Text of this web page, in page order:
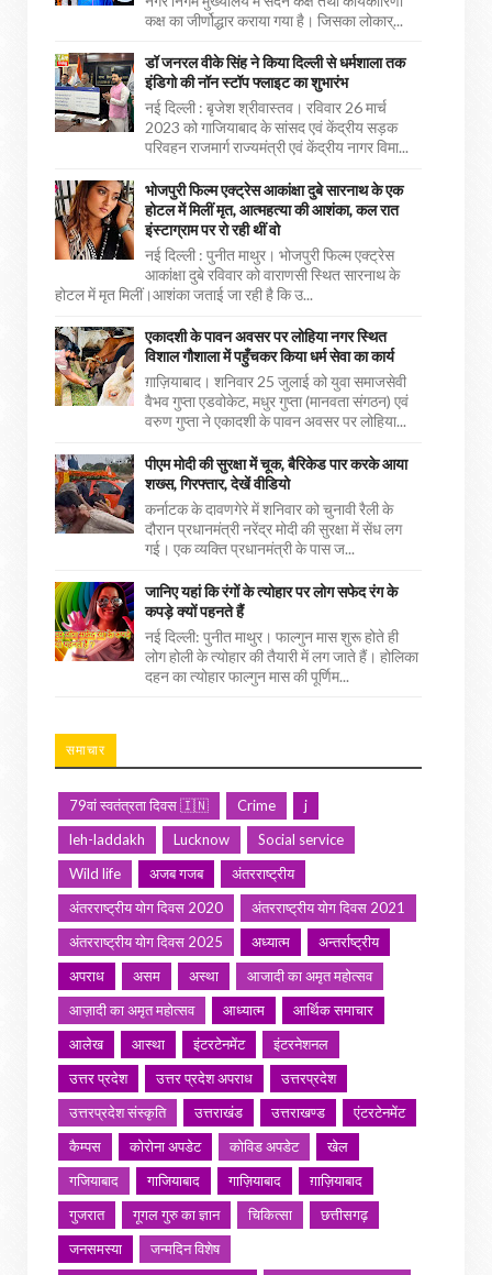
कक्ष का जीर्णोद्धार कराया गया है। जिसका लोकार्...
डॉ जनरल वीके सिंह ने किया दिल्ली से धर्मशाला तक
इंडिगो की नॉन स्टॉप फ्लाइट का शुभारंभ
नई दिल्ली : बृजेश श्रीवास्तव। रविवार 26 मार्च
2023 को गाजियाबाद के सांसद एवं केंद्रीय सड़क
परिवहन राजमार्ग राज्यमंत्री एवं केंद्रीय नागर विमा...
भोजपुरी फिल्म एक्ट्रेस आकांक्षा दुबे सारनाथ के एक
होटल में मिलीं मृत, आत्महत्या की आशंका, कल रात
इंस्टाग्राम पर रो रही थीं वो
नई दिल्ली : पुनीत माथुर। भोजपुरी फिल्म एक्ट्रेस
आकांक्षा दुबे रविवार को वाराणसी स्थित सारनाथ के
होटल में मृत मिलीं।आशंका जताई जा रही है कि उ...
एकादशी के पावन अवसर पर लोहिया नगर स्थित
विशाल गौशाला में पहुँचकर किया धर्म सेवा का कार्य
ग़ाज़ियाबाद। शनिवार 25 जुलाई को युवा समाजसेवी
वैभव गुप्ता एडवोकेट, मधुर गुप्ता (मानवता संगठन) एवं
वरुण गुप्ता ने एकादशी के पावन अवसर पर लोहिया...
पीएम मोदी की सुरक्षा में चूक, बैरिकेड पार करके आया
शख्स, गिरफ्तार, देखें वीडियो
कर्नाटक के दावणगेरे में शनिवार को चुनावी रैली के
दौरान प्रधानमंत्री नरेंद्र मोदी की सुरक्षा में सेंध लग
गई। एक व्यक्ति प्रधानमंत्री के पास ज...
जानिए यहां कि रंगों के त्योहार पर लोग सफेद रंग के
कपड़े क्यों पहनते हैं
नई दिल्ली: पुनीत माथुर। फाल्गुन मास शुरू होते ही
लोग होली के त्योहार की तैयारी में लग जाते हैं। होलिका
दहन का त्योहार फाल्गुन मास की पूर्णिम...
समाचार
79वां स्वतंत्रता दिवस 🇮🇳 Crime
j
leh-laddakh
Lucknow
Social service
Wild life
अजब गजब
अंतरराष्ट्रीय
अंतरराष्ट्रीय योग दिवस 2020
अंतरराष्ट्रीय योग दिवस 2021
अंतरराष्ट्रीय योग दिवस 2025
अध्यात्म
अन्तर्राष्ट्रीय
अपराध
असम अस्था
आजादी का अमृत महोत्सव
आज़ादी का अमृत महोत्सव
आध्यात्म
आर्थिक समाचार
आलेख
आस्था इंटरटेनमेंट
इंटरनेशनल
उत्तर प्रदेश
उत्तर प्रदेश अपराध
उत्तरप्रदेश
उत्तरप्रदेश संस्कृति
उत्तराखंड उत्तराखण्ड
एंटरटेनमेंट
कैम्पस
कोरोना अपडेट कोविड अपडेट
खेल
गजियाबाद
गाजियाबाद गाज़ियाबाद
ग़ाज़ियाबाद
गुजरात
गूगल गुरु का ज्ञान चिकित्सा
छत्तीसगढ़
जनसमस्या
जन्मदिन विशेष